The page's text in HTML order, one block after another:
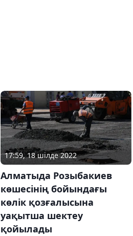
17:59, 18 шілде 2022
Алматыда Розыбакиев
көшесінің бойындағы
көлік қозғалысына
уақытша шектеу
қойылады